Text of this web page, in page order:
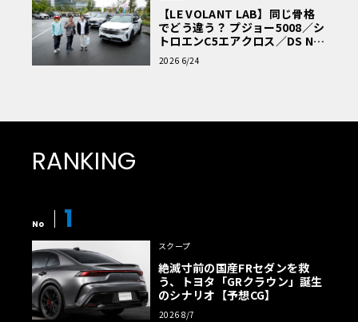
【LE VOLANT LAB】同じ骨格
でどう違う？ プジョー5008／シ
トロエンC5エアクロス／DS Nº4
読者一気乗りレポート
2026 6/24
RANKING
No 1
スクープ
絶滅寸前の国産FRセダンを救
う、トヨタ「GRクラウン」誕生
のシナリオ【予想CG】
2026 8/7